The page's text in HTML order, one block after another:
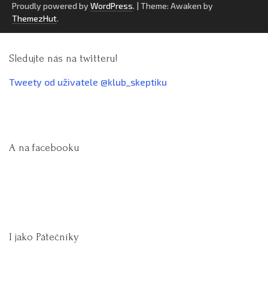
Proudly powered by WordPress. | Theme: Awaken by
ThemezHut.
Sledujte nás na twitteru!
Tweety od uživatele @klub_skeptiku
A na facebooku
I jako Pátečníky